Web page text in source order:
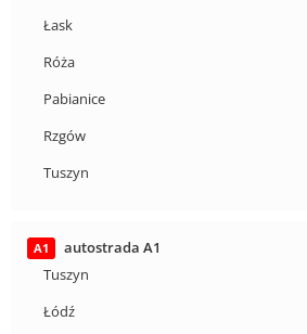
Łask
Róża
Pabianice
Rzgów
Tuszyn
A1
autostrada A1
Tuszyn
Łódź